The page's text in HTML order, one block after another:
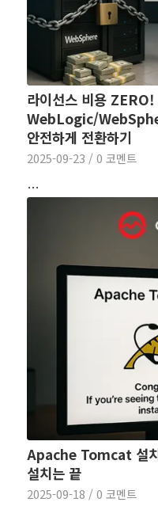
라이선스 비용 ZERO!
WebLogic/
안전하게 전환하기
2025-09-23 / 0 코멘트
…
Apache Tomcat 설
설치는 끝
2025-09-18 / 0 코멘트